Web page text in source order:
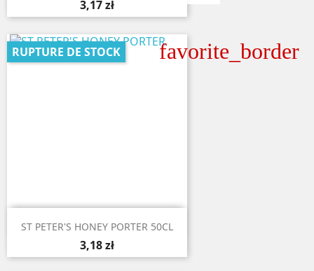
3,17 zł
favorite_border
 Aperçu rapide
ST PETER'S HONEY PORTER 50CL
3,18 zł
RUPTURE DE STOCK